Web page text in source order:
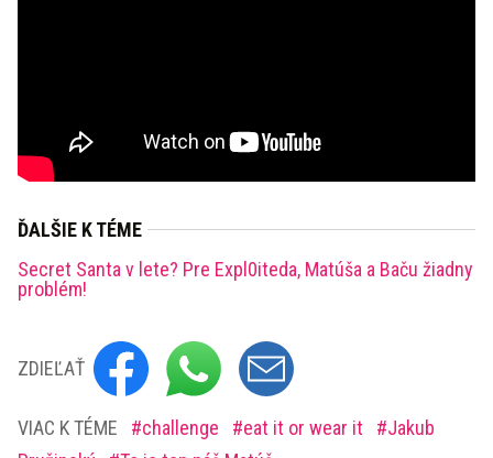
ĎALŠIE K TÉME
Secret Santa v lete? Pre Expl0iteda, Matúša a Baču žiadny
problém!
ZDIEĽAŤ
VIAC K TÉME challenge eat it or wear it
Jakub